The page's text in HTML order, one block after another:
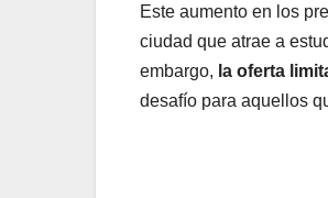
Este aumento en los
ciudad que atrae a
embargo, la oferta
desafío para aquellos